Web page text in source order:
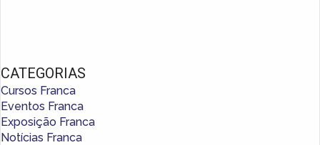
CATEGORIAS
Cursos Franca
Eventos Franca
Exposição Franca
Notícias Franca